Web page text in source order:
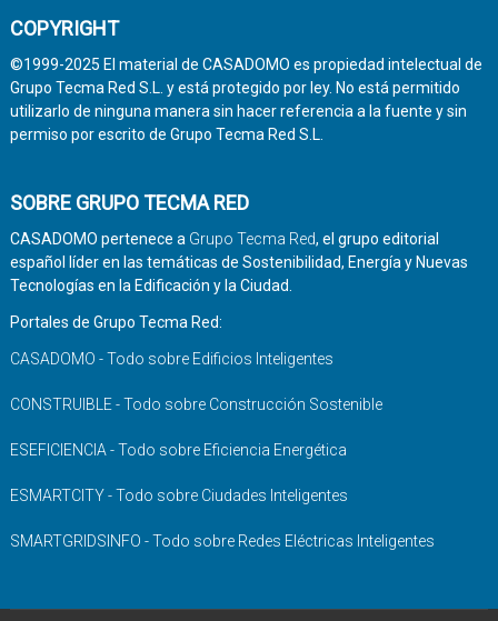
COPYRIGHT
©1999-2025 El material de CASADOMO es propiedad intelectual de
Grupo Tecma Red S.L. y está protegido por ley. No está permitido
utilizarlo de ninguna manera sin hacer referencia a la fuente y sin
permiso por escrito de Grupo Tecma Red S.L.
SOBRE GRUPO TECMA RED
CASADOMO pertenece a Grupo Tecma Red, el grupo editorial
español líder en las temáticas de Sostenibilidad, Energía y Nuevas
Tecnologías en la Edificación y la Ciudad.
Portales de Grupo Tecma Red:
CASADOMO - Todo sobre Edificios Inteligentes
CONSTRUIBLE - Todo sobre Construcción Sostenible
ESEFICIENCIA - Todo sobre Eficiencia Energética
ESMARTCITY - Todo sobre Ciudades Inteligentes
SMARTGRIDSINFO - Todo sobre Redes Eléctricas Inteligentes